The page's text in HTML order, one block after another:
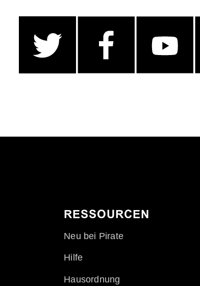
RESSOURCEN
Neu bei Pirate
Hilfe
Hausordnung